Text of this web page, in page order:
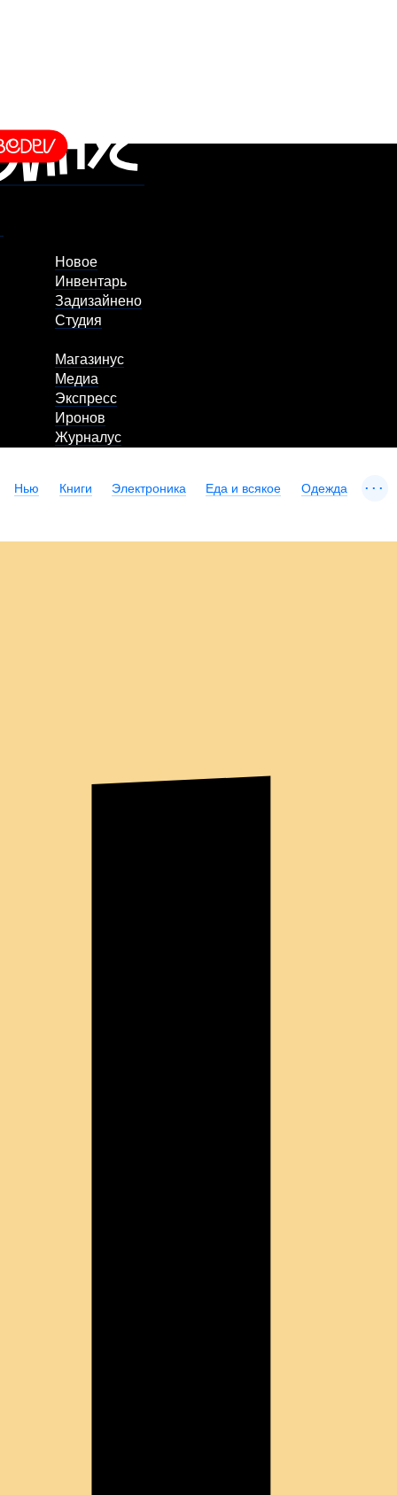
Новое
Инвентарь
Задизайнено
Студия
Магазинус
Медиа
Экспресс
Иронов
Журналус
Нью Книги Электроника Еда и всякое Одежда ...